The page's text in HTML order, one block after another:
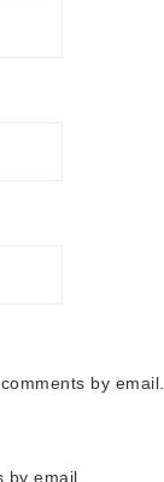
by email.
by email.